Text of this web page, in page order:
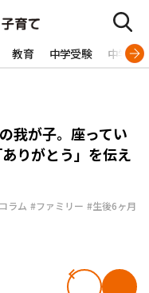
教育 中学受験 中学生
我が子。座ってい
りがとう」を伝え
ラム #ファミリー #生後6ヶ月